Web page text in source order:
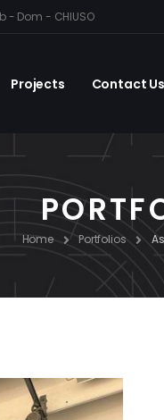
- Dom - CHIUSO
Projects Contact Us
Home Portfolios